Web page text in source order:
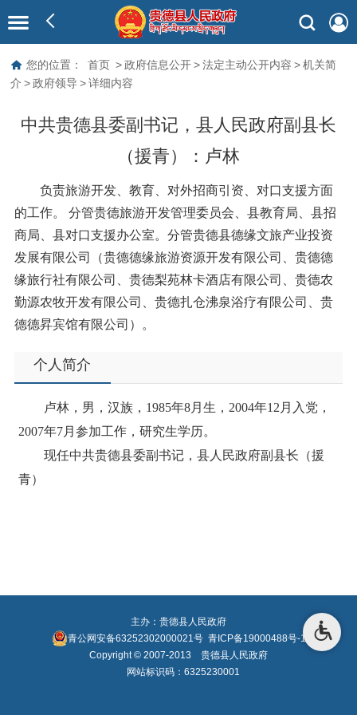
您的位置： 首页 > 政府信息公开 > 法定主动公开内容 > 机关简
介 > 政府领导 > 详细内容
中共贵德县委副书记，县人民政府副县长
（援青）： 卢林
负责旅游开发、教育、对外招商引资、对口支援方面
的工作。 分管贵德旅游开发管理委员会、县教育局、县招
商局、县对口支援办公室。分管贵德县德缘文旅产业投资
发展有限公司（贵德德缘旅游资源开发有限公司、贵德德
缘旅行社有限公司、贵德梨苑林卡酒店有限公司、贵德农
勤源农牧开发有限公司、贵德扎仓沸泉浴疗有限公司、贵
德德昇宾馆有限公司）。
个人简介
卢林，男，汉族，1985年8月生，2004年12月入党，
2007年7月参加工作，研究生学历。
现任中共贵德县委副书记，县人民政府副县长（援
青）
主办：贵德县人民政府
青公网安备63252302000021号 青ICP备19000488号-1
Copyright © 2007-2013 贵德县人民政府
网站标识码：6325230001